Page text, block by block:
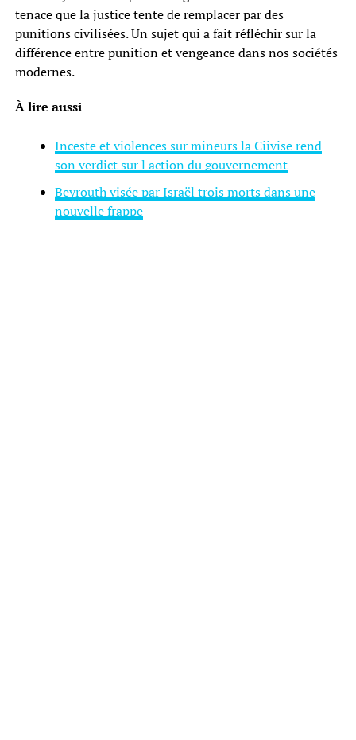
tenace que la justice tente de remplacer par des
punitions civilisées. Un sujet qui a fait réfléchir sur la
différence entre punition et vengeance dans nos sociétés
modernes.
À lire aussi
Inceste et violences sur mineurs la Ciivise rend
son verdict sur l action du gouvernement
Beyrouth visée par Israël trois morts dans une
nouvelle frappe